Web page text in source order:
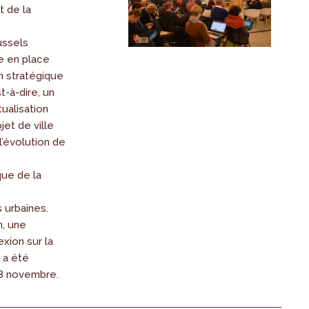
de la
en place
stratégique
à-dire, un
de ville
de
de la
une
sur la
a été
novembre.